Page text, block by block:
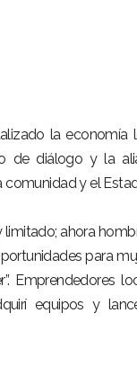
la economía
de diálogo y la
y el
limitado; ahora
para
Emprendedores
equipos y